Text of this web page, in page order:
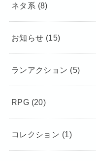
ネタ系 (8)
お知らせ (15)
ランアクション (5)
RPG (20)
コレクション (1)